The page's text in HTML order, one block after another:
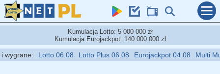
Kumulacja Lotto: 5 000 000 zł
Kumulacja Eurojackpot: 140 000 000 zł
Lotto 06.08 Lotto Plus 06.08 Eurojackpot 04.08 Multi Multi